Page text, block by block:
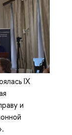
IX
и